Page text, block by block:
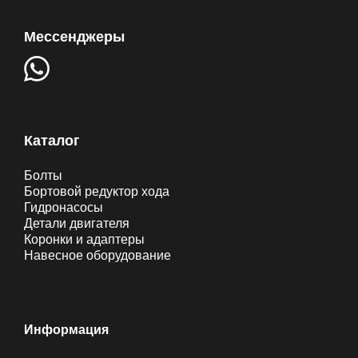
Мессенджеры
Каталог
Болты
Бортовой редуктор хода
Гидронасосы
Детали двигателя
Коронки и адаптеры
Навесное оборудование
Информация